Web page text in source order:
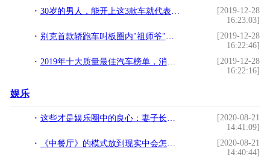
30岁的男人，能开上这3款车就代表你已经成功了
[2019-12-28
16:23:03]
别克首款轿跑车叫板圈内"祖师爷"，拥有400匹马力，某C怕了吗
[2019-12-28
16:22:46]
2019年十大质量最佳汽车榜单，消费者报告最强SUV,非他莫属？
[2019-12-28
16:22:16]
娱乐
这些才是娱乐圈中的良心：妻子长的偏男性化，男星却依然不离不弃
[2020-08-21
14:41:09]
《中餐厅》的模式放到现实中会怎样？网友：三天就要关门
[2020-08-21
14:40:44]